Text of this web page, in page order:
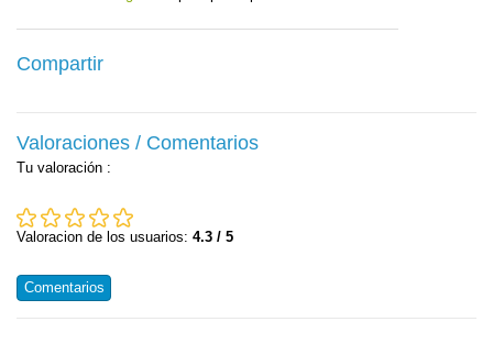
Compartir
Valoraciones / Comentarios
Tu valoración :
Valoracion de los usuarios: 4.3 / 5
Comentarios